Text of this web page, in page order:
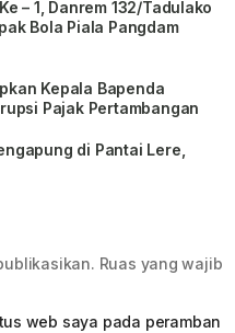
– 1, Danrem 132/Tadulako
Bola Piala Pangdam
Kepala Bapenda
Pajak Pertambangan
di Pantai Lere,
Ruas yang wajib
web saya pada peramban